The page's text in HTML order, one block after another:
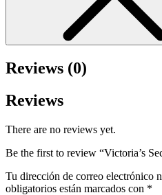
Reviews (0)
Reviews
There are no reviews yet.
Be the first to review “Victoria’s
Tu dirección de correo electrónico
obligatorios están marcados con *